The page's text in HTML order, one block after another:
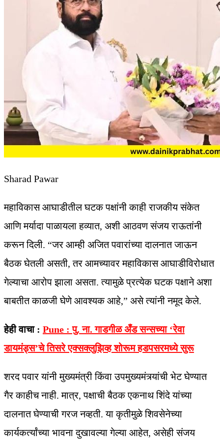
Sharad Pawar
महाविकास आघाडीतील घटक पक्षांनी काही राजकीय संकेत
आणि मर्यादा पाळायला हव्यात, अशी आठवण संजय राऊतांनी
करून दिली. “जर आम्ही अजित पवारांच्या दालनात जाऊन
बैठक घेतली असती, तर आमच्यावर महाविकास आघाडीविरोधात
गेल्याचा आरोप झाला असता. त्यामुळे प्रत्येक घटक पक्षाने अशा
बाबतीत काळजी घेणे आवश्यक आहे,” असे त्यांनी नमूद केले.
हेही वाचा : Pune : पु. ना. गाडगीळ अँड सन्सच्या ‘रेवा
डायमंड्स’चे तिसरे एक्सक्लुझिव्ह शोरूम हडपसरमध्ये सुरू
शरद पवार यांनी मुख्यमंत्री किंवा उपमुख्यमंत्र्यांची भेट घेण्यात
गैर काहीच नाही. मात्र, पक्षाची बैठक एकनाथ शिंदे यांच्या
दालनात घेण्याची गरज नव्हती. या कृतीमुळे शिवसेनेच्या
कार्यकर्त्यांच्या भावना दुखावल्या गेल्या आहेत, असेही संजय